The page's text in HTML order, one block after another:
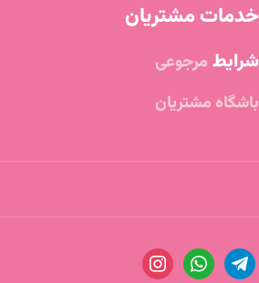
خدمات مشتریان
شرایط مرجوعی
باشگاه مشتریان